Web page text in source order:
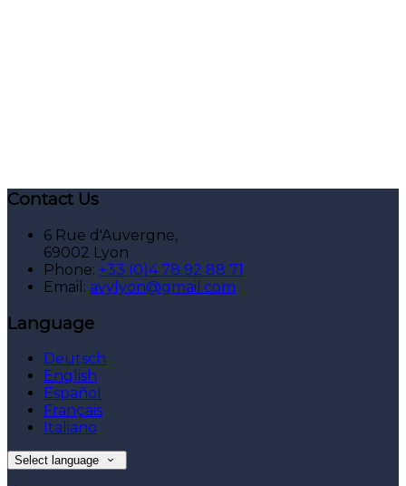
Contact Us
6 Rue d'Auvergne,
69002 Lyon
Phone: +33 (0)4 78 92 88 71
Email: avylyon@gmail.com
Language
Deutsch
English
Español
Français
Italiano
Select language